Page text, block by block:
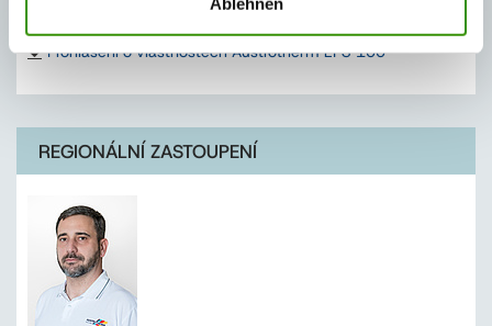
Prohlášení o vlastnostech Austrotherm EPS 100
REGIONÁLNÍ ZASTOUPENÍ